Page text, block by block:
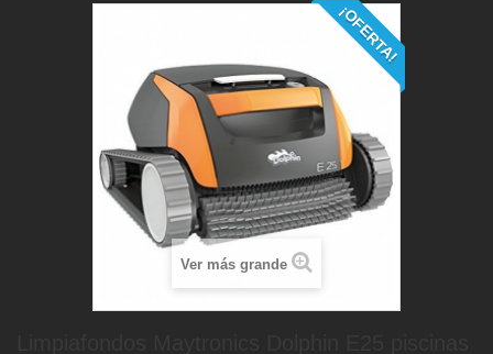
¡OFERTA!
Ver más grande